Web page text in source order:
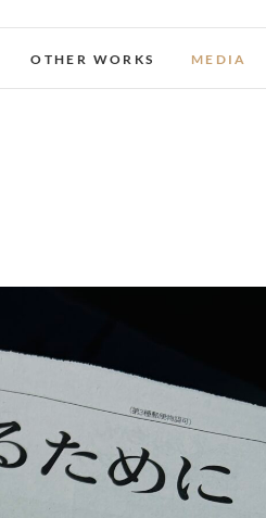
OTHER WORKS MEDIA